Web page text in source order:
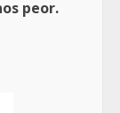
peor.